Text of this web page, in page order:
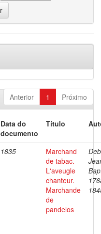
Anterior 1 Próximo
Data do
documento
Título
1835
Marchand
de tabac.
L'aveugle
chanteur.
Marchande
de
pandelos